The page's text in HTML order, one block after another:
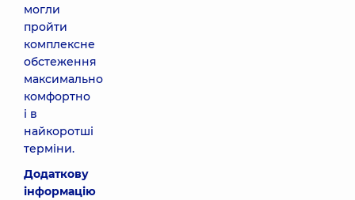
могли
пройти
комплексне
обстеження
максимально
комфортно
і в
найкоротші
терміни.
Додаткову
інформацію